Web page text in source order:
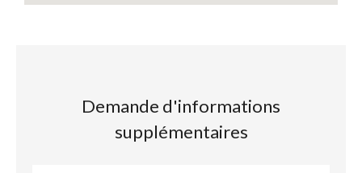
Demande d'informations
supplémentaires